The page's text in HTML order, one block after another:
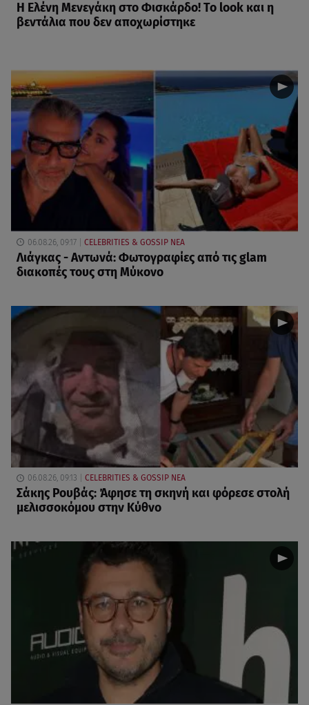
Η Ελένη Μενεγάκη στο Φισκάρδο! Το look και η
βεντάλια που δεν αποχωρίστηκε
06.08.26, 09:17 CELEBRITIES & GOSSIP ΝΕΑ
Λιάγκας - Αντωνά: Φωτογραφίες από τις glam
διακοπές τους στη Μύκονο
06.08.26, 09:13 CELEBRITIES & GOSSIP ΝΕΑ
Σάκης Ρουβάς: Άφησε τη σκηνή και φόρεσε στολή
μελισσοκόμου στην Κύθνο